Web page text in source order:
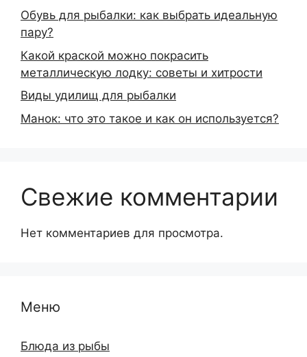
Обувь для рыбалки: как выбрать идеальную
пару?
Какой краской можно покрасить
металлическую лодку: советы и хитрости
Виды удилищ для рыбалки
Манок: что это такое и как он используется?
Свежие комментарии
Нет комментариев для просмотра.
Меню
Блюда из рыбы